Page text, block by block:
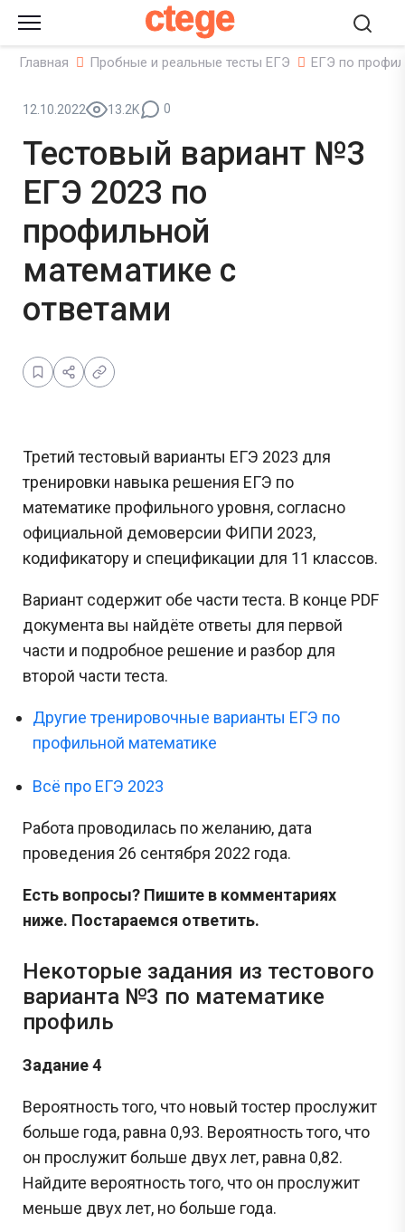
ctege
Главная Пробные и реальные тесты ЕГЭ ЕГЭ по
12.10.2022 13.2K 0
Тестовый вариант №3
ЕГЭ 2023 по
профильной
математике с
ответами
Третий тестовый варианты ЕГЭ 2023 для
тренировки навыка решения ЕГЭ по
математике профильного уровня, согласно
официальной демоверсии ФИПИ 2023,
кодификатору и спецификации для 11 классов.
Вариант содержит обе части теста. В конце PDF
документа вы найдёте ответы для первой
части и подробное решение и разбор для
второй части теста.
Другие тренировочные варианты ЕГЭ по
профильной математике
Всё про ЕГЭ 2023
Работа проводилась по желанию, дата
проведения 26 сентября 2022 года.
Есть вопросы? Пишите в комментариях
ниже. Постараемся ответить.
Некоторые задания из тестового
варианта №3 по математике
профиль
Задание 4
Вероятность того, что новый тостер прослужит
больше года, равна 0,93. Вероятность того, что
он прослужит больше двух лет, равна 0,82.
Найдите вероятность того, что он прослужит
меньше двух лет, но больше года.